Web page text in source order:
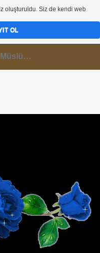
Hamza Çayir & Müslüminal Paylaşımlar
oluşturuldu. Siz de kendi web
OL